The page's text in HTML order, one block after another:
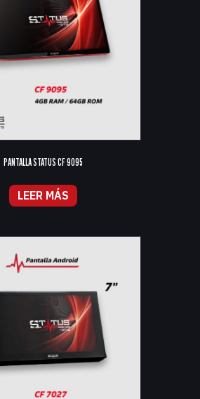
PANTALLA STATUS CF 9095
LEER MÁS